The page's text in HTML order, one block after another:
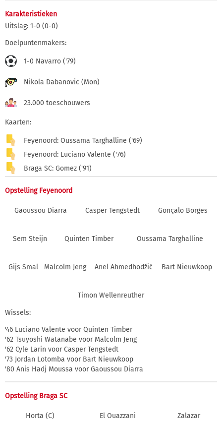
Karakteristieken
Uitslag: 1-0 (0-0)
Doelpuntenmakers:
1-0 Navarro ('79)
Nikola Dabanovic (Mon)
23.000 toeschouwers
Kaarten:
Feyenoord: Oussama Targhalline ('69)
Feyenoord: Luciano Valente ('76)
Braga SC: Gomez ('91)
Opstelling Feyenoord
Gaoussou Diarra Casper Tengstedt Gonςalo Borges
Sem Steijn Quinten Timber Oussama Targhalline
Gijs Smal Malcolm Jeng Anel Ahmedhodžić Bart Nieuwkoop
Timon Wellenreuther
Wissels:
'46 Luciano Valente voor Quinten Timber
'62 Tsuyoshi Watanabe voor Malcolm Jeng
'62 Cyle Larin voor Casper Tengstedt
'73 Jordan Lotomba voor Bart Nieuwkoop
'80 Anis Hadj Moussa voor Gaoussou Diarra
Opstelling Braga SC
Horta (C) El Ouazzani Zalazar